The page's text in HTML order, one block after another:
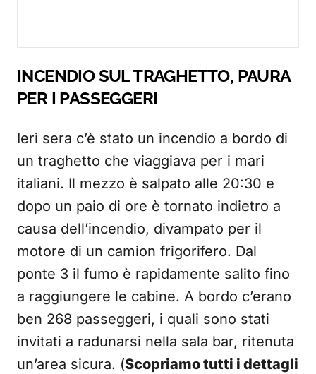
INCENDIO SUL TRAGHETTO, PAURA
PER I PASSEGGERI
Ieri sera c’è stato un incendio a bordo di
un traghetto che viaggiava per i mari
italiani. Il mezzo è salpato alle 20:30 e
dopo un paio di ore è tornato indietro a
causa dell’incendio, divampato per il
motore di un camion frigorifero. Dal
ponte 3 il fumo è rapidamente salito fino
a raggiungere le cabine. A bordo c’erano
ben 268 passeggeri, i quali sono stati
invitati a radunarsi nella sala bar, ritenuta
un’area sicura. (Scopriamo tutti i dettagli